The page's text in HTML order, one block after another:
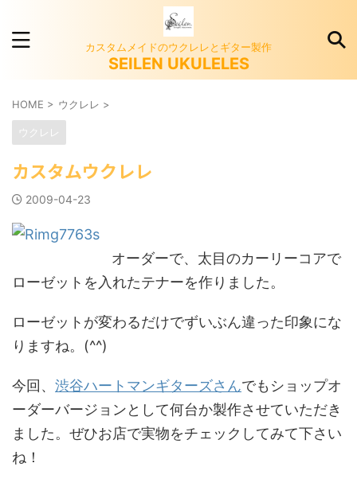
カスタムメイドのウクレレとギター製作
SEILEN UKULELES
HOME > ウクレレ >
ウクレレ
カスタムウクレレ
2009-04-23
オーダーで、太目のカーリーコアで
ローゼットを入れたテナーを作りました。
ローゼットが変わるだけでずいぶん違った印象にな
りますね。(^^)
今回、 渋谷ハートマンギターズさんでもショップオ
ーダーバージョンとして何台か製作させていただき
ました。ぜひお店で実物をチェックしてみて下さい
ね！